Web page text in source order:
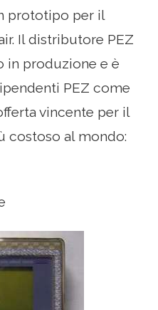
prototipo per il
Il distributore PEZ
in produzione e è
PEZ come
vincente per il
costoso al mondo: